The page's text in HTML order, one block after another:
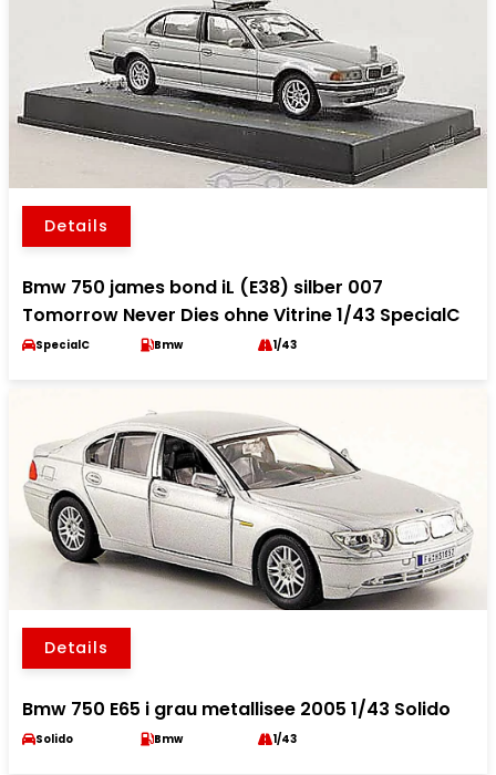
Details
Bmw 750 james bond iL (E38) silber 007
Tomorrow Never Dies ohne Vitrine 1/43 SpecialC
SpecialC Bmw 1/43
Details
Bmw 750 E65 i grau metallisee 2005 1/43 Solido
Solido Bmw 1/43